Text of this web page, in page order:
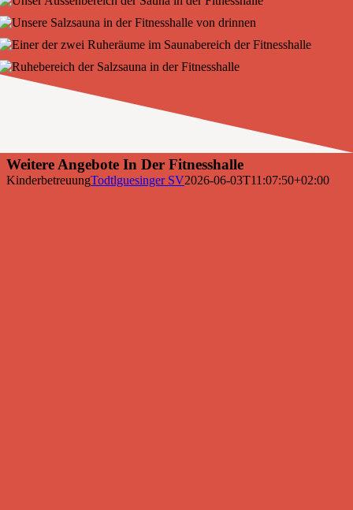
Weitere Angebote In Der Fitnesshalle
KinderbetreuungTodtlguesinger SV2026-06-03T11:07:50+02:00